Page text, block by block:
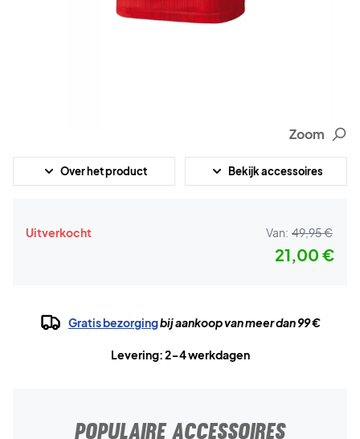
Zoom
Over het product Bekijk accessoires
Uitverkocht Van: 49,95 €
21,00 €
Gratis bezorgingbij aankoop van meer dan 99 €
Levering: 2-4 werkdagen
POPULAIRE ACCESSOIRES